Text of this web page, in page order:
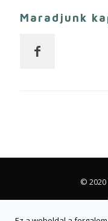
Maradjunk
© 2020